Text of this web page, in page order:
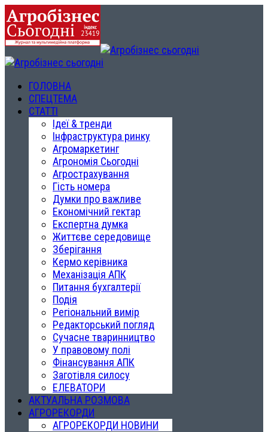
ГОЛОВНА
СПЕЦТЕМА
СТАТТІ
Ідеї & тренди
Інфраструктура ринку
Агромаркетинг
Агрономія Сьогодні
Агрострахування
Гість номера
Думки про важливе
Економічний гектар
Експертна думка
Життєве середовище
Зберігання
Кермо керівника
Механізація АПК
Питання бухгалтерії
Подія
Регіональний вимір
Редакторський погляд
Сучасне тваринництво
У правовому полі
Фінансування АПК
Заготівля силосу
ЕЛЕВАТОРИ
АКТУАЛЬНА РОЗМОВА
АГРОРЕКОРДИ
АГРОРЕКОРДИ НОВИНИ